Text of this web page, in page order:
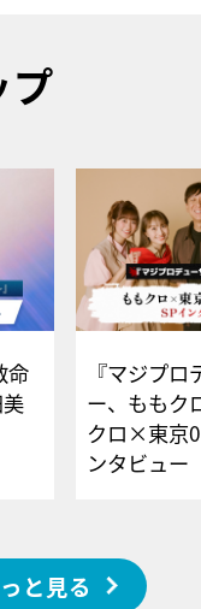
プ
命
『マジプロ
ー、ももク
クロ×東京
ンタビュー
と見る